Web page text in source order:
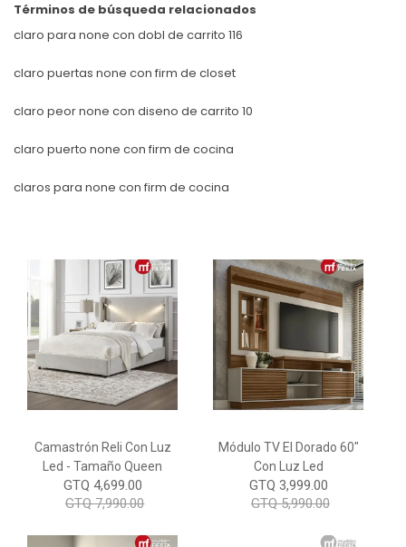
Términos de búsqueda relacionados
claro para none con dobl de carrito 116
claro puertas none con firm de closet
claro peor none con diseno de carrito 10
claro puerto none con firm de cocina
claros para none con firm de cocina
Camastrón Reli Con Luz
Led - Tamaño Queen
GTQ 4,699.00
GTQ 7,990.00
Módulo TV El Dorado 60"
Con Luz Led
GTQ 3,999.00
GTQ 5,990.00